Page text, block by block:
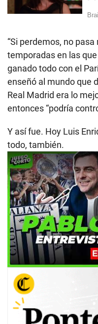
“Si perdemos, no
temporadas en las
ganado todo con el
enseñó al mundo que
Real Madrid era lo
entonces “podría
Y así fue. Hoy Luis
todo, también.